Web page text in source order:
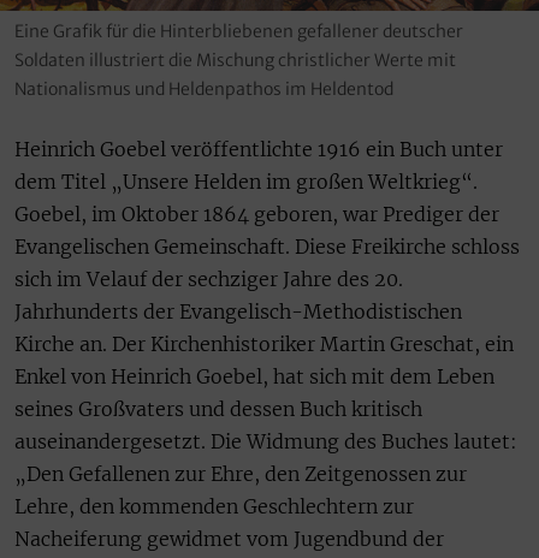
Eine Grafik für die Hinterbliebenen gefallener deutscher
Soldaten illustriert die Mischung christlicher Werte mit
Nationalismus und Heldenpathos im Heldentod
Heinrich Goebel veröffentlichte 1916 ein Buch unter
dem Titel „Unsere Helden im großen Weltkrieg“.
Goebel, im Oktober 1864 geboren, war Prediger der
Evangelischen Gemeinschaft. Diese Freikirche schloss
sich im Velauf der sechziger Jahre des 20.
Jahrhunderts der Evangelisch-Methodistischen
Kirche an. Der Kirchenhistoriker Martin Greschat, ein
Enkel von Heinrich Goebel, hat sich mit dem Leben
seines Großvaters und dessen Buch kritisch
auseinandergesetzt. Die Widmung des Buches lautet:
„Den Gefallenen zur Ehre, den Zeitgenossen zur
Lehre, den kommenden Geschlechtern zur
Nacheiferung gewidmet vom Jugendbund der